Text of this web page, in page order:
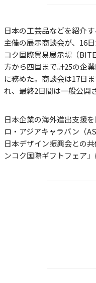
日本の工芸品などを紹介
主催の展示商談会が、16
コク国際貿易展示場（
方から四国まで計25の企
に務めた。商談会は17日
れ、最終2日間は一般公開
日本企業の海外進出支援
ロ・アジアキャラバン（
日本デザイン振興会との
ンコク国際ギフトフェア